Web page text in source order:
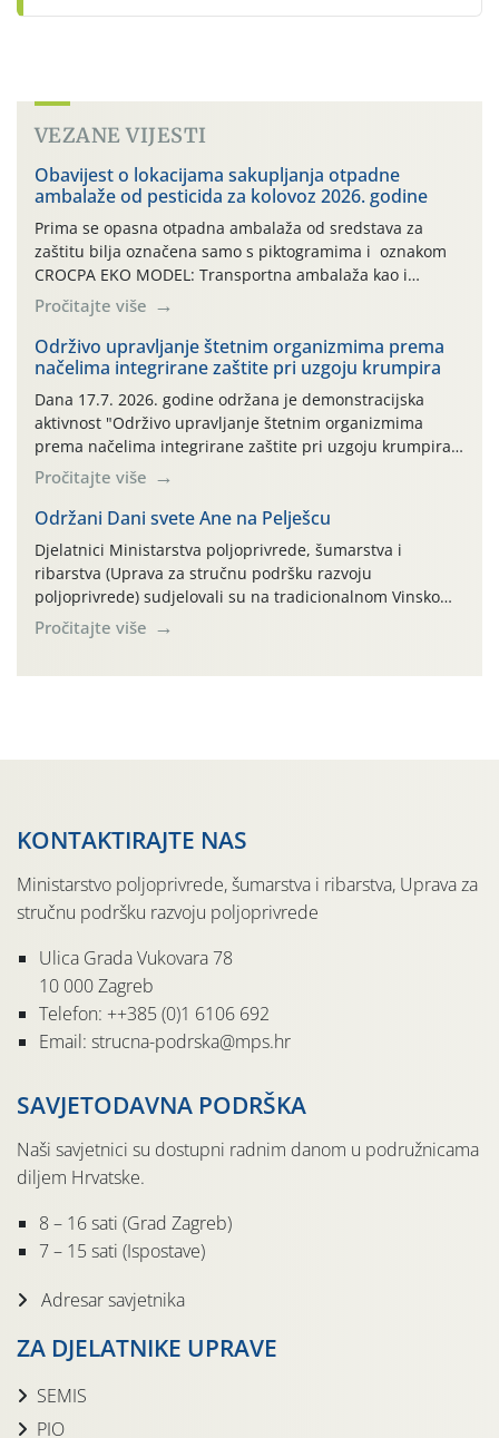
VEZANE VIJESTI
Obavijest o lokacijama sakupljanja otpadne
ambalaže od pesticida za kolovoz 2026. godine
Prima se opasna otpadna ambalaža od sredstava za
zaštitu bilja označena samo s piktogramima i oznakom
CROCPA EKO MODEL: Transportna ambalaža kao i
ambalaža drugih proizvoda koji nisu sredstva za zaštitu
bilja (npr. ambalaža od mineralnih gnojiva,) se ne
prihvaća. Korisnicima je osiguran besplatni povrat
prazne ambalaže isključivo ovih tvrtki: AGROCHEM-MAKS,
AGRONOM, ALBAUGH TKI* (PINUS […]
Pročitajte više
Održivo upravljanje štetnim organizmima prema
načelima integrirane zaštite pri uzgoju krumpira
Dana 17.7. 2026. godine održana je demonstracijska
aktivnost "Održivo upravljanje štetnim organizmima
prema načelima integrirane zaštite pri uzgoju krumpira"
na pokusnom polju "Poredje", kraj naselja Belica (ARKOD
parcela ID 2445031) (središnji dio Međimurske županije).
Pročitajte više
Održani Dani svete Ane na Pelješcu
Djelatnici Ministarstva poljoprivrede, šumarstva i
ribarstva (Uprava za stručnu podršku razvoju
poljoprivrede) sudjelovali su na tradicionalnom Vinskom
forumu, održanom 24.07.2026. godine u Domu vinarske
tradicije u Putnikovićima na poluotoku Pelješcu, u
Pročitajte više
KONTAKTIRAJTE NAS
Ministarstvo poljoprivrede, šumarstva i ribarstva, Uprava za
stručnu podršku razvoju poljoprivrede
Ulica Grada Vukovara 78
10 000 Zagreb
Telefon: ++385 (0)1 6106 692
Email: strucna-podrska@mps.hr
SAVJETODAVNA PODRŠKA
Naši savjetnici su dostupni radnim danom u podružnicama
diljem Hrvatske.
8 – 16 sati (Grad Zagreb)
7 – 15 sati (Ispostave)
Adresar savjetnika
ZA DJELATNIKE UPRAVE
SEMIS
PIO